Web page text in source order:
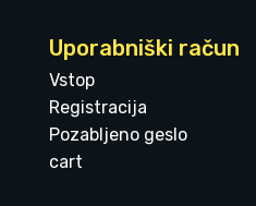
Uporabniški račun
Vstop
Registracija
Pozabljeno geslo
cart